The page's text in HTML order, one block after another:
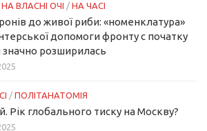
ВЛАСНІ ОЧІ / НА ЧАСІ
до живої риби: «номенклатура»
допомоги фронту с початку
значно розширилась
/ ПОЛІТАНАТОМІЯ
Рік глобального тиску на Москву?